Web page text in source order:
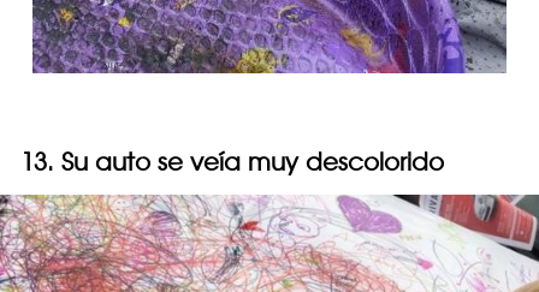
13. Su auto se veía muy descolorido